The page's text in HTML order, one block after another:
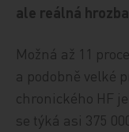
ale reálná hrozba
Možná až 11
a podobně velké
chronického HF
se týká asi 375